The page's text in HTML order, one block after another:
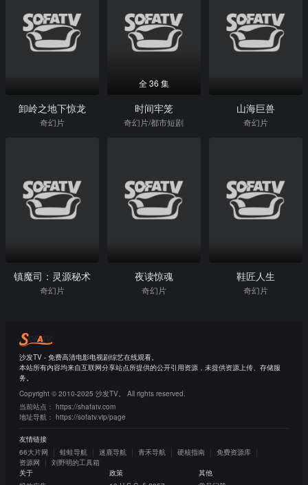
卸岭之地下惊龙
奇幻片
全 36 集
时间牢笼
奇幻片/都市短剧
山海巨兽
奇幻片
镇魔司：灵源秘术
奇幻片
夜读惊魂
奇幻片
鞋匠人生
奇幻片
沙发TV - 免费高清电影电视剧综艺在线观看。
本站所有内容均来自互联网分享站点所提供的公开引用资源，未提供资源上传、存储服
务。
Copyright © 2010-2025 沙发TV。 All rights reserved.
当前站点： https://shafatv.com
地址导航： https://sofatv.vip/page
友情链接
66大片网
蛙蛙导航 迷鹿导航 青禾导航 硬核指南
免费资源库
资源网
刘野明的工具箱
关于
政策
其他